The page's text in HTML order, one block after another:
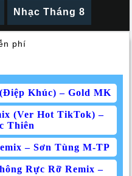
Nhạc Tháng 8
Khúc) – Gold MK
(Ver Hot TikTok) –
Thiên
– Sơn Tùng M-TP
Rực Rỡ Remix –